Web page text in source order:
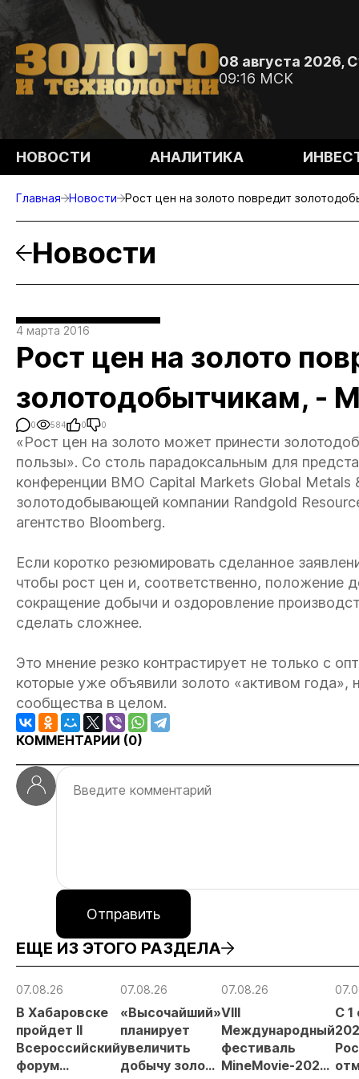
08 августа 2026,
09:16 МСК
НОВОСТИ АНАЛИТИКА
Главная Новости Рост цен на золото повредит
Новости
4 марта 2016
Рост цен на золото
золотодобытчикам, -
0 584 0 0
«Рост цен на золото может принести
пользы». Со столь парадоксальным для
конференции BMO Capital Markets Global Metals
золотодобывающей компании Randgold
агентство Bloomberg.
Если коротко резюмировать сделанное
чтобы рост цен и, соответственно, положение
сокращение добычи и оздоровление
сделать сложнее.
Это мнение резко контрастирует не только с
которые уже объявили золото «активом года»,
сообщества в целом.
КОММЕНТАРИИ (0)
Отправить
ЕЩЕ ИЗ ЭТОГО РАЗДЕЛА
07.08.26
В Хабаровске
пройдет II
Всероссийский
форум
07.08.26
«Высочайший»
планирует
увеличить
добычу золота
07.08.26
VIII
Международный
фестиваль
MineMovie-2026
С 1